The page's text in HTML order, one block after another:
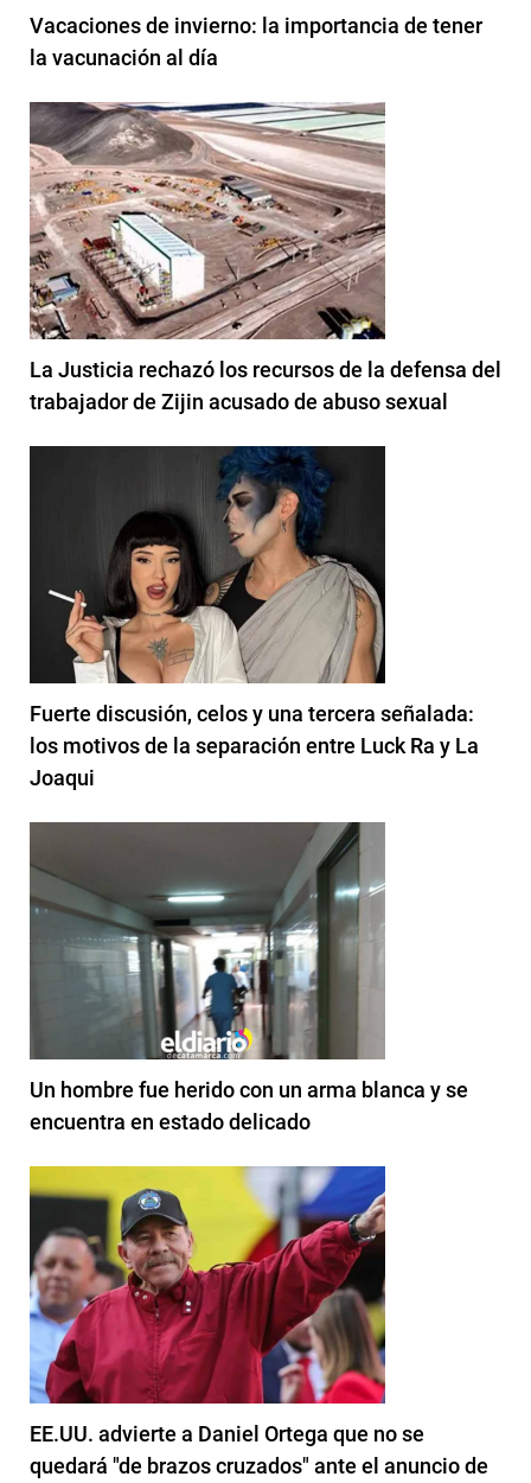
Vacaciones de invierno: la importancia de tener
la vacunación al día
La Justicia rechazó los recursos de la defensa del
trabajador de Zijin acusado de abuso sexual
Fuerte discusión, celos y una tercera señalada:
los motivos de la separación entre Luck Ra y La
Joaqui
Un hombre fue herido con un arma blanca y se
encuentra en estado delicado
EE.UU. advierte a Daniel Ortega que no se
quedará "de brazos cruzados" ante el anuncio de